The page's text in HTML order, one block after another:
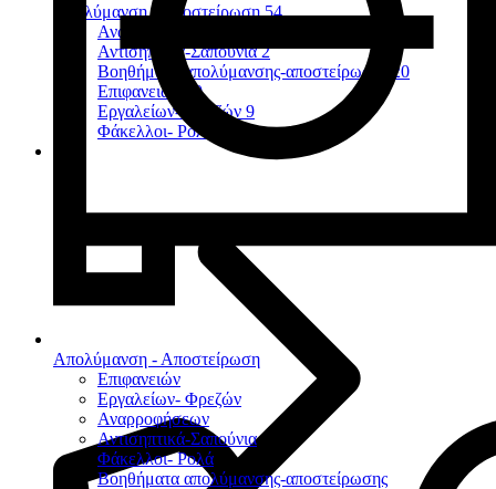
Απολύμανση - Αποστείρωση
Επιφανειών
Εργαλείων- Φρεζών
Αναρροφήσεων
Αντισηπτικά-Σαπούνια
Φάκελλοι- Ρολά
Βοηθήματα απολύμανσης-αποστείρωσης
Απολύμανση - Αποστείρωση 54
Αναρροφήσεων
Αντισηπτικά-Σαπούνια 2
Βοηθήματα απολύμανσης-αποστείρωσης
20
Επιφανειών
10
Εργαλείων- Φρεζών 9
Φάκελλοι- Ρολά